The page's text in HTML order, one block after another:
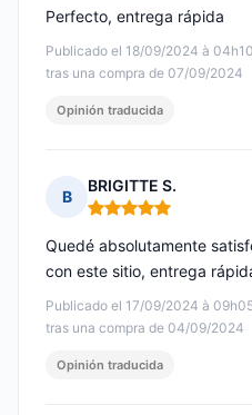
Publicado el 18/09/2024 à 04h10
tras una compra de 07/09/2024
Perfecto, entrega rápida
Opinión traducida
B
BRIGITTE S.
Nota: 5 de 5
Publicado el 17/09/2024 à
tras una compra de 04/09/2024
Quedé absolutamente
con este sitio, entrega
Opinión traducida